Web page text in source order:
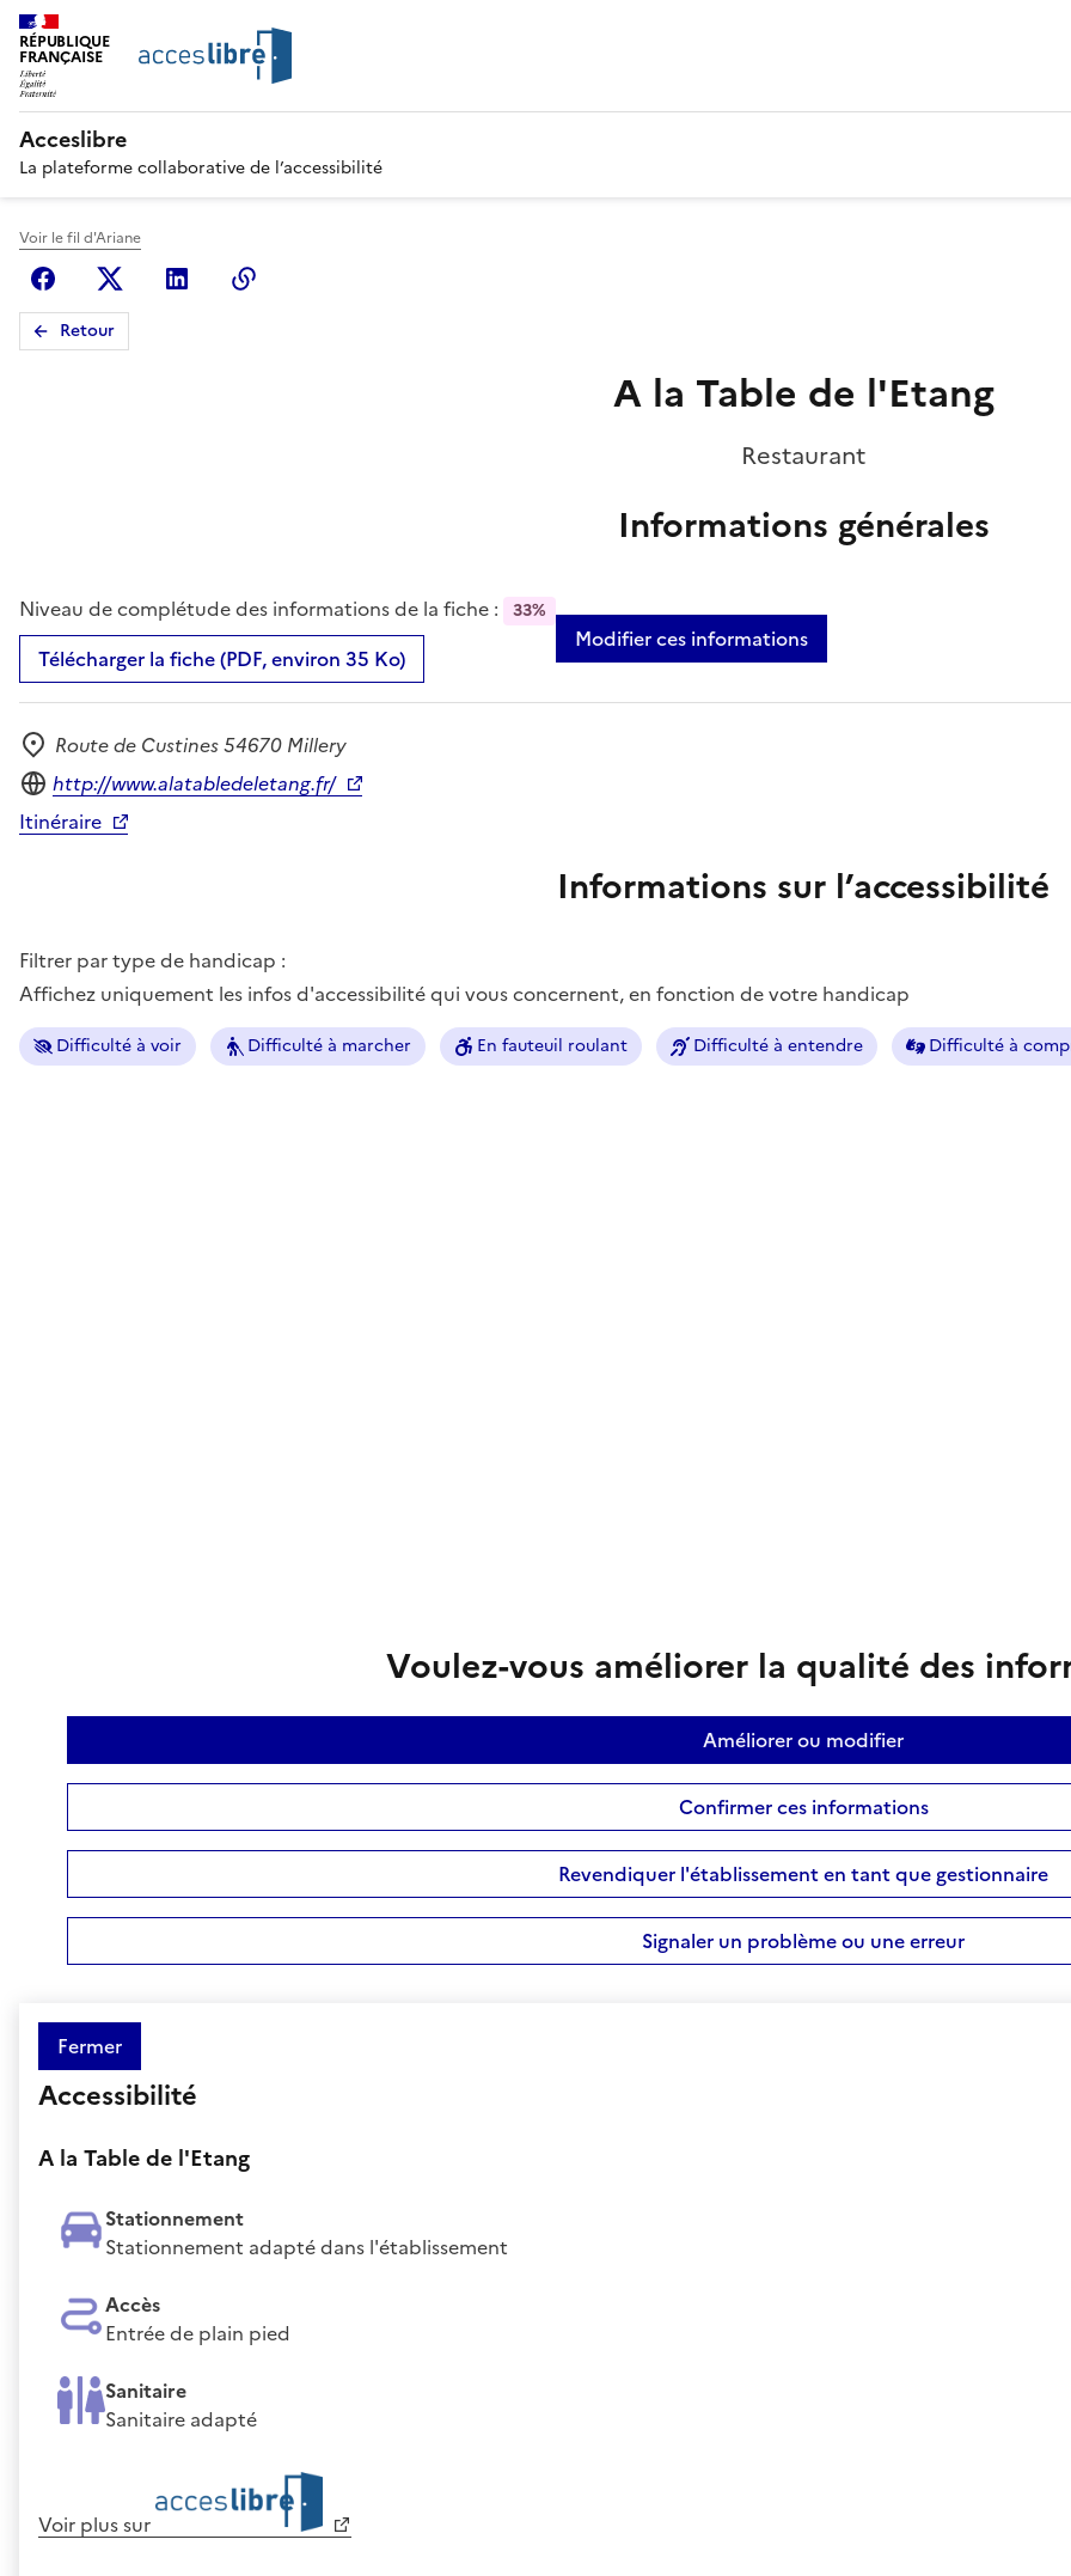
RÉPUBLIQUE
FRANÇAISE
Acceslibre
La plateforme collaborative de l’accessibilité
Voir le fil d'Ariane
FacebookX (anciennement Twitter)
Linkedin
Retour
A la Table de l'Etang
Restaurant
Informations générales
Niveau de complétude des informations de la fiche : 33%
Télécharger la fiche (PDF, environ 35 Ko)
Modifier ces informations
Adresse
Route de Custines 54670 Millery
Site internet
http://www.alatabledeletang.fr/
Itinéraire
Informations sur l’accessibilité
Filtrer par type de handicap :
Affichez uniquement les infos d'accessibilité qui vous concernent, en fonction de votre handicap
Difficulté à voir Difficulté à marcher En fauteuil roulant Difficulté à entendre Difficulté à
Voulez-vous améliorer la qualité des
Améliorer ou modifier
Confirmer ces informations
Revendiquer l'établissement en tant que gestionnaire
Signaler un problème ou une erreur
Fermer
Accessibilité
A la Table de l'Etang
Stationnement
Stationnement adapté dans l'établissement
Accès
Entrée de plain pied
Sanitaire
Sanitaire adapté
Voir plus sur